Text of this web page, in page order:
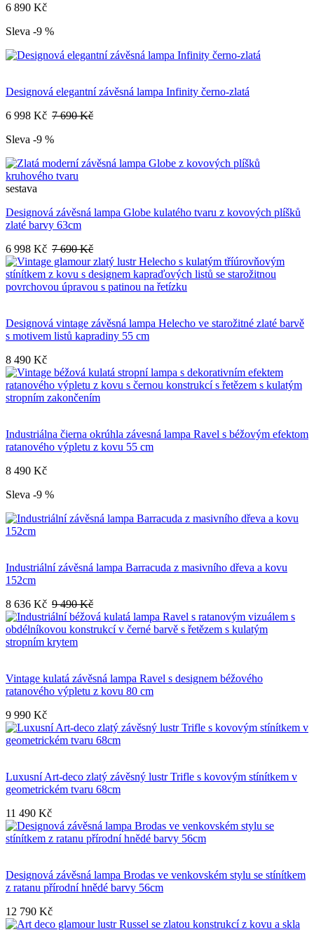
6 890 Kč
Sleva -9 %
Designová elegantní závěsná lampa Infinity černo-zlatá
6 998 Kč 7 690 Kč
Sleva -9 %
sestava
Designová závěsná lampa Globe kulatého tvaru z kovových plíšků
zlaté barvy 63cm
6 998 Kč 7 690 Kč
Designová vintage závěsná lampa Helecho ve starožitné zlaté barvě
s motivem listů kapradiny 55 cm
8 490 Kč
Industriálna čierna okrúhla závesná lampa Ravel s béžovým efektom
ratanového výpletu z kovu 55 cm
8 490 Kč
Sleva -9 %
Industriální závěsná lampa Barracuda z masivního dřeva a kovu
152cm
8 636 Kč 9 490 Kč
Vintage kulatá závěsná lampa Ravel s designem béžového
ratanového výpletu z kovu 80 cm
9 990 Kč
Luxusní Art-deco zlatý závěsný lustr Trifle s kovovým stínítkem v
geometrickém tvaru 68cm
11 490 Kč
Designová závěsná lampa Brodas ve venkovském stylu se stínítkem
z ratanu přírodní hnědé barvy 56cm
12 790 Kč